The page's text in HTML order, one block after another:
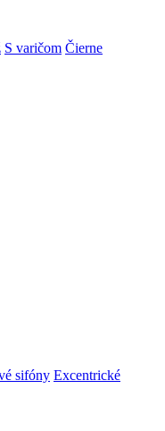
S varičom Čierne
sifóny Excentrické